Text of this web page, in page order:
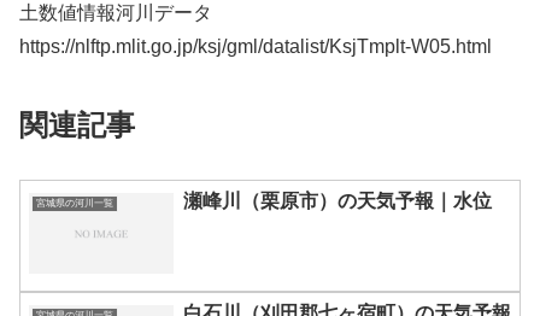
土数値情報河川データ
https://nlftp.mlit.go.jp/ksj/gml/datalist/KsjTmplt-W05.html
関連記事
宮城県の河川一覧 瀬峰川（栗原市）の天気予報｜水位